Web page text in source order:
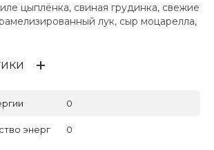
цыплёнка, свиная грудинка, свежие
лук, сыр моцарелла,
0
энерг
0